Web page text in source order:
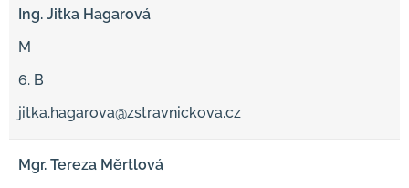
Ing. Jitka Hagarová
M
6. B
jitka.hagarova@zstravnickova.cz
Mgr. Tereza Měrtlová